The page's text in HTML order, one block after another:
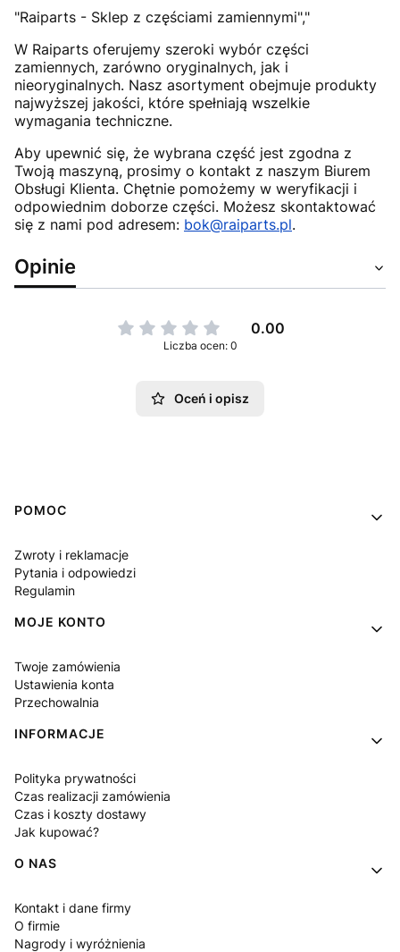
"Raiparts - Sklep z częściami zamiennymi","
W Raiparts oferujemy szeroki wybór części
zamiennych, zarówno oryginalnych, jak i
nieoryginalnych. Nasz asortyment obejmuje produkty
najwyższej jakości, które spełniają wszelkie
wymagania techniczne.
Aby upewnić się, że wybrana część jest zgodna z
Twoją maszyną, prosimy o kontakt z naszym Biurem
Obsługi Klienta. Chętnie pomożemy w weryfikacji i
odpowiednim doborze części. Możesz skontaktować
się z nami pod adresem: bok@raiparts.pl.
Opinie
0.00
Liczba ocen: 0
Oceń i opisz
Linki w stopce
POMOC
Zwroty i reklamacje
Pytania i odpowiedzi
Regulamin
MOJE KONTO
Twoje zamówienia
Ustawienia konta
Przechowalnia
INFORMACJE
Polityka prywatności
Czas realizacji zamówienia
Czas i koszty dostawy
Jak kupować?
O NAS
Kontakt i dane firmy
O firmie
Nagrody i wyróżnienia